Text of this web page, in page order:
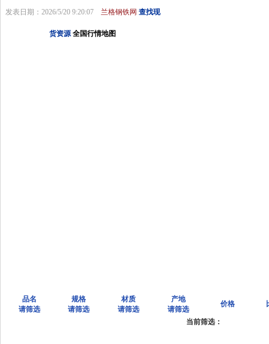
发表日期：2026/5/20 9:20:07兰格钢铁网 查找现
货资源 全国行情地图
品名
请筛选
规格
请筛选
材质
请筛选
产地
请筛选
价格
当前筛选：